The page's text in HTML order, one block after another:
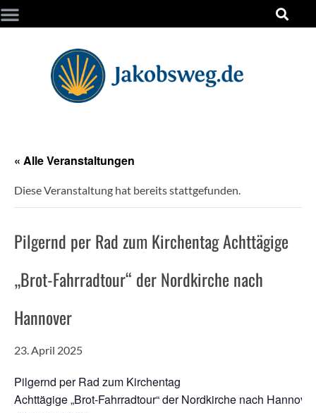
« Alle Veranstaltungen
Diese Veranstaltung hat bereits stattgefunden.
Pilgernd per Rad zum Kirchentag Achttägige
„Brot-Fahrradtour“ der Nordkirche nach
Hannover
23. April 2025
Pil­gernd per Rad zum Kirchentag
Acht­tä­gi­ge „Brot-Fahr­rad­tour“ der Nord­kir­che nach